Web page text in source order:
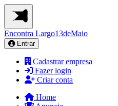
Encontra Largo13deMaio
Entrar
Cadastrar empresa
Fazer login
Criar conta
Home